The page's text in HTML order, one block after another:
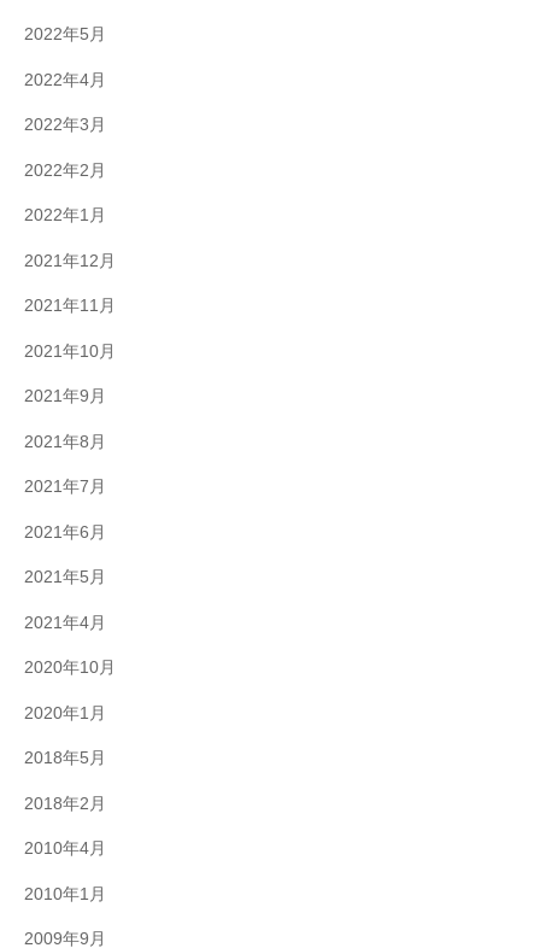
2022年5月
2022年4月
2022年3月
2022年2月
2022年1月
2021年12月
2021年11月
2021年10月
2021年9月
2021年8月
2021年7月
2021年6月
2021年5月
2021年4月
2020年10月
2020年1月
2018年5月
2018年2月
2010年4月
2010年1月
2009年9月